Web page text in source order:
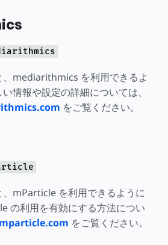
、mediarithmics を利用できるよ
情報や設定の詳細については、
をご覧ください。
、mParticle を利用できるように
の利用を有効にする方法につい
をご覧ください。